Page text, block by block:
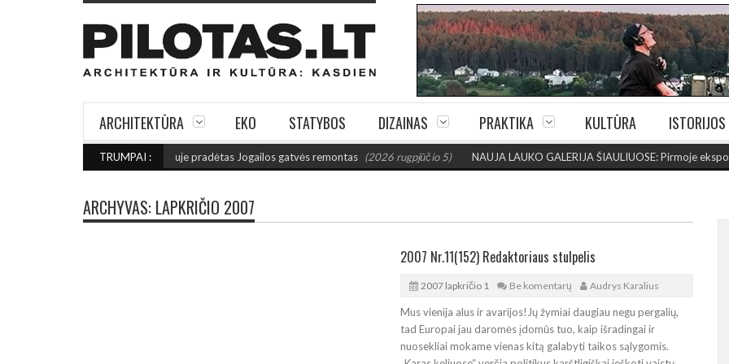
ARCHITEKTŪRA EKO STATYBOS DIZAINAS PRAKTIKA KULTŪRA ISTORIJOS
TRUMPAI :
CHARAKTERĮ: Vilniuje pradėtas Jogailos gatvės remontas (2026 rugpjūčio 5) NAUJA LAUKO GALERIJA ŠIAULIUOSE: Pirmoje
ARCHYVAS: LAPKRIČIO 2007
2007 Nr.11(152) Redaktoriaus stulpelis
2007 lapkričio 1 Be komentarų Audrys Karalius
Mus vienija alus ir avarijos!Jų žymiai daugiau negu pergalių,
tad Europai jau daromės įdomūs tuo, kaip išradingai ir
nuosekliai mokame vienas kitą galabyti taikos sąlygomis.